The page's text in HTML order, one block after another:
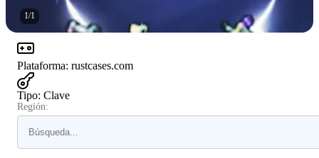
1/1
Plataforma: rustcases.com
Tipo: Clave
Región: